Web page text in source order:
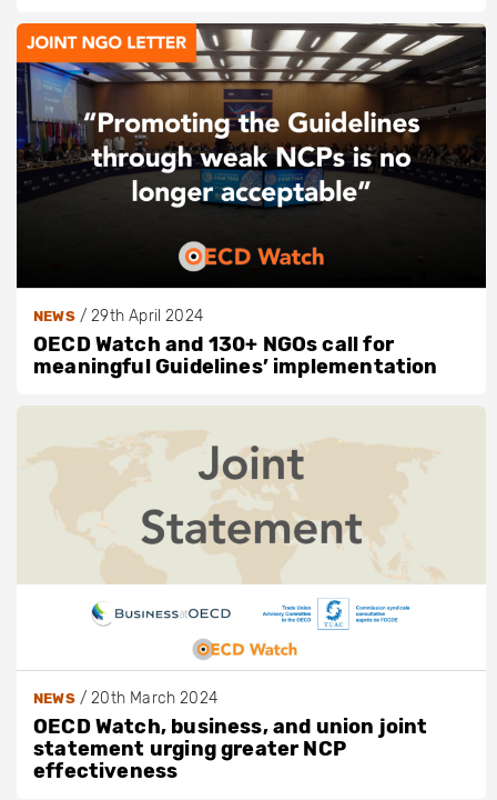
NEWS/29th April 2024
OECD Watch and 130+ NGOs call for
meaningful Guidelines’ implementation
NEWS/20th March 2024
OECD Watch, business, and union joint
statement urging greater NCP
effectiveness